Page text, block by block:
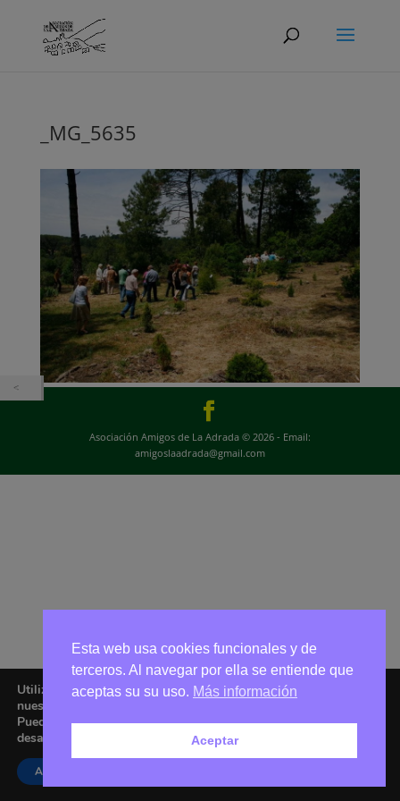
_MG_5635
Asociación Amigos de La Adrada © 2026 - Email:
amigoslaadrada@gmail.com
Utilizamos cookies para ofrecerte la mejor experiencia en
nuestra web.
Puedes aprender más sobre qué cookies utilizamos o
desactivarlas en los
Aceptar
Esta web usa cookies funcionales y de
terceros. Al navegar por ella se entiende que
aceptas su su uso. Más información
Aceptar